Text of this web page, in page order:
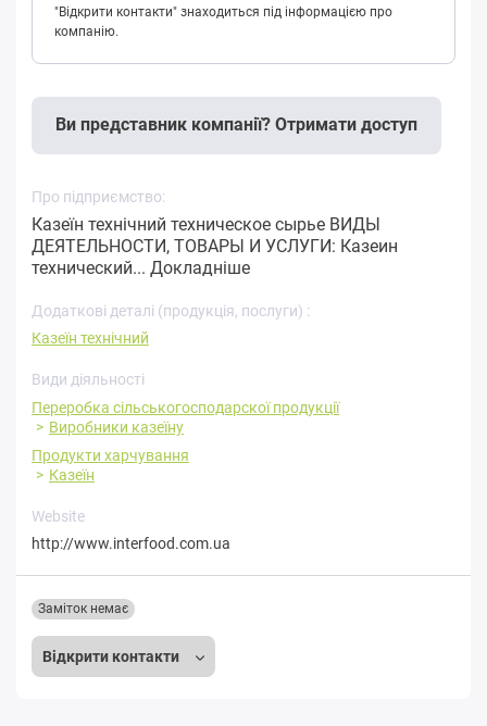
"Відкрити контакти" знаходиться під інформацією про
компанію.
Ви представник компанії? Отримати доступ
Про підприємство:
Казеїн технічний техническое сырье ВИДЫ
ДЕЯТЕЛЬНОСТИ, ТОВАРЫ И УСЛУГИ: Казеин
технический... Докладніше
Додаткові деталі (продукція, послуги) :
Казеїн технічний
Види діяльності
Переробка cільськогосподарскої продукції
Виробники казеїну
Продукти харчування
Казеїн
Website
http://www.interfood.com.ua
Відкрити контакти
Заміток немає